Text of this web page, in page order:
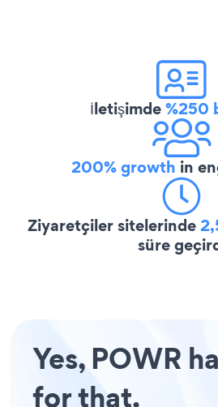
İletişimde%250
200% growth in
Ziyaretçiler sitelerinde
süre
Yes, POWR
for that.